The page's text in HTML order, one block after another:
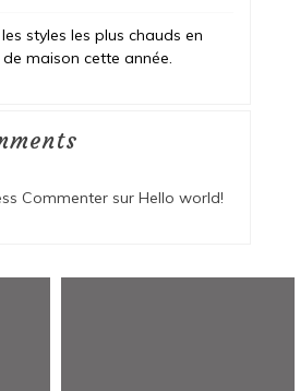
styles les plus chauds en
maison cette année.
Commentersur Hello world!